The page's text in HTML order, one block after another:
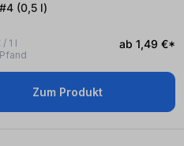
Edition #4 (0,5 l)
1 l
ab 1,49 €*
Zum Produkt